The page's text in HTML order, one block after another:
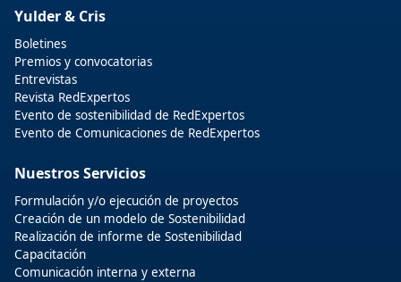
Yulder & Cris
Boletines
Premios y convocatorias
Entrevistas
Revista RedExpertos
Evento de sostenibilidad de RedExpertos
Evento de Comunicaciones de RedExpertos
Nuestros Servicios
Formulación y/o ejecución de proyectos
Creación de un modelo de Sostenibilidad
Realización de informe de Sostenibilidad
Capacitación
Comunicación interna y externa